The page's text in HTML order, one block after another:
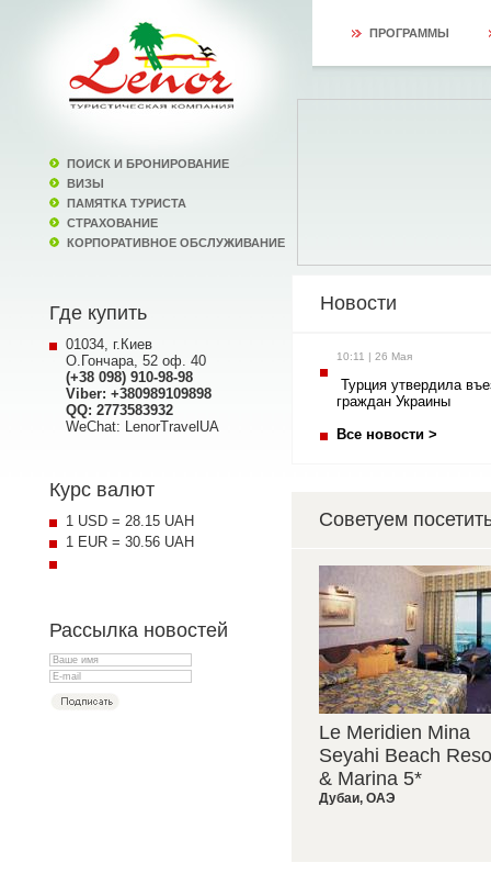
ПРОГРАММЫ
ПОИСК И БРОНИРОВАНИЕ
ВИЗЫ
ПАМЯТКА ТУРИСТА
СТРАХОВАНИЕ
КОРПОРАТИВНОЕ ОБСЛУЖИВАНИЕ
Где купить
01034, г.Киев
О.Гончара, 52 оф. 40
(+38 098) 910-98-98
Viber: +380989109898
QQ: 2773583932
WeChat: LenorTravelUA
Курс валют
1 USD = 28.15 UAH
1 EUR = 30.56 UAH
Рассылка новостей
Новости
10:11 | 26 Мая
Турция утвердила
граждан Украины
Все новости >
Советуем
Le Meridien Mina
Seyahi Beach
& Marina 5*
Дубаи, ОАЭ